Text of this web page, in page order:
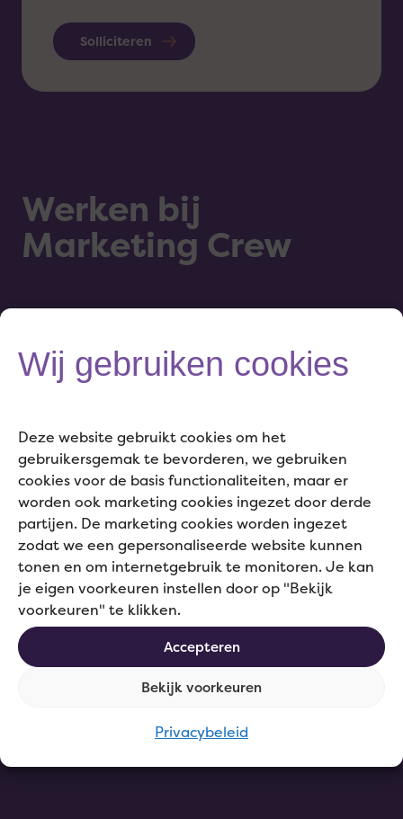
Wij gebruiken cookies
Deze website gebruikt cookies om het
gebruikersgemak te bevorderen, we gebruiken
cookies voor de basis functionaliteiten, maar er
worden ook marketing cookies ingezet door derde
partijen. De marketing cookies worden ingezet
zodat we een gepersonaliseerde website kunnen
tonen en om internetgebruik te monitoren. Je kan
je eigen voorkeuren instellen door op "Bekijk
voorkeuren" te klikken.
Accepteren
Bekijk voorkeuren
Privacybeleid
Solliciteren
Werken bij
Marketing Crew
hoger niveau.
Werk aan uitdagende
opdrachten.
Keuze uit uiteenlopende
functies en bedrijven.
Jouw persoonlijke
ontwikkeling staat voorop.
Uitstekende
arbeidsvoorwaarden.